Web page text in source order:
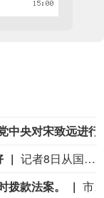
记者8日从国家发展改革委国家信息中心了解到，7月份，多领域高频数据平稳向好，线下消费稳步增长，投资结构不断优化，市场资本主动布局新质生产力相关赛道，创新活力持续迸发。线下消费大数据显示，7月各类消费支付金额同比增长2.2%，增速比上月提高0.8个百分点。其中，家用电器与音像器材类支付金额同比增长8.5%，增速比上月提高10.9个百分点。反映中小商户经营状况的“收钱吧”实体商业活力指数升至81.9，较上月提高3.1%。（新华社）
款法案。
市场消息：美国参议院通